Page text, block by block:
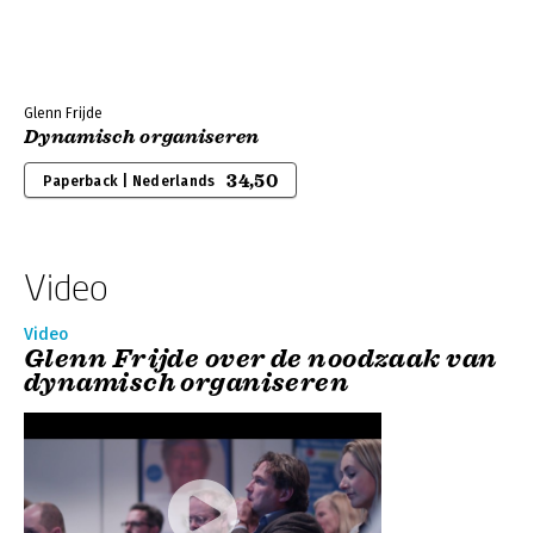
Glenn Frijde
Dynamisch organiseren
Paperback | Nederlands 34,50
Video
Video
Glenn Frijde over de noodzaak van
dynamisch organiseren